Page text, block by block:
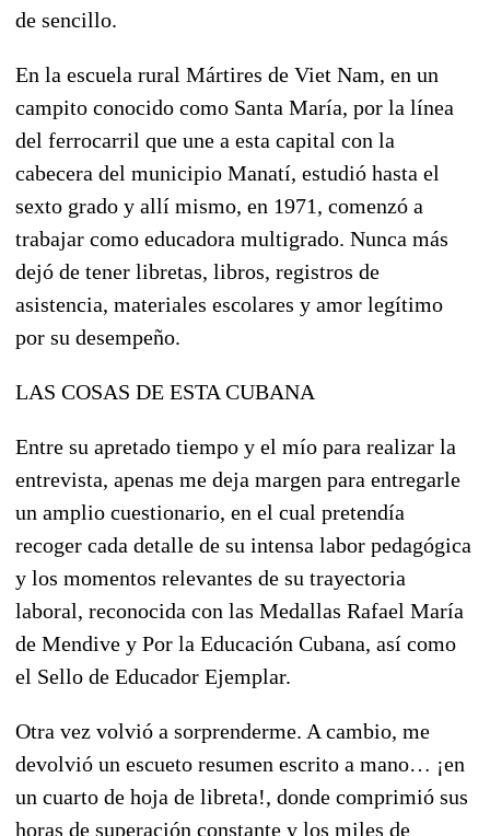
de sencillo.
En la escuela rural Mártires de Viet Nam, en un
campito conocido como Santa María, por la línea
del ferrocarril que une a esta capital con la
cabecera del municipio Manatí, estudió hasta el
sexto grado y allí mismo, en 1971, comenzó a
trabajar como educadora multigrado. Nunca más
dejó de tener libretas, libros, registros de
asistencia, materiales escolares y amor legítimo
por su desempeño.
LAS COSAS DE ESTA CUBANA
Entre su apretado tiempo y el mío para realizar la
entrevista, apenas me deja margen para entregarle
un amplio cuestionario, en el cual pretendía
recoger cada detalle de su intensa labor pedagógica
y los momentos relevantes de su trayectoria
laboral, reconocida con las Medallas Rafael María
de Mendive y Por la Educación Cubana, así como
el Sello de Educador Ejemplar.
Otra vez volvió a sorprenderme. A cambio, me
devolvió un escueto resumen escrito a mano… ¡en
un cuarto de hoja de libreta!, donde comprimió sus
horas de superación constante y los miles de